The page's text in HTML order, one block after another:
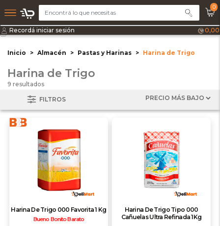
0
Recordá iniciar sesión 0,00
Inicio Almacén Pastas y Harinas Harina de Trigo
Harina de Trigo
9 resultados
FILTROS
Harina De Trigo 000 Favorita 1 Kg
Bueno Bonito Barato
Harina De Trigo Tipo 000
Cañuelas Ultra Refinada 1Kg